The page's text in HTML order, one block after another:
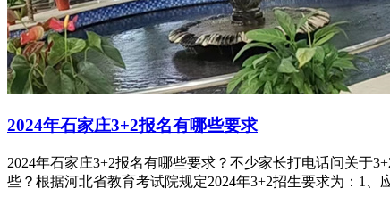
2024年石家庄3+2报名有哪些要求
2024年石家庄3+2报名有哪些要求？不少家长打电话问关于
些？根据河北省教育考试院规定2024年3+2招生要求为：1